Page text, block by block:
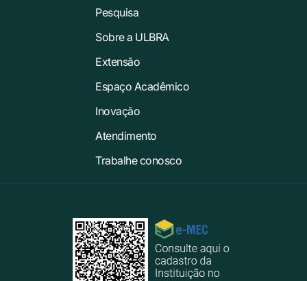
Pesquisa
Sobre a ULBRA
Extensão
Espaço Acadêmico
Inovação
Atendimento
Trabalhe conosco